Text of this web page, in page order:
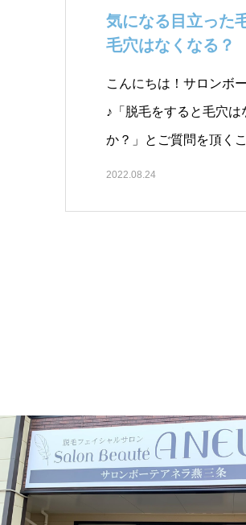
気になる目立った
毛穴はなくなる？
こんにちは！サロンボ
♪「脱毛をすると毛穴は
か？」とご質問を頂く
2022.08.24